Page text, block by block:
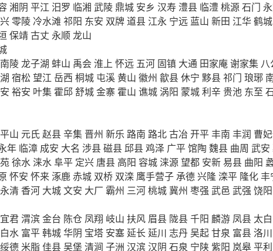
湘阴 平江 汨罗 临湘 武陵鼎城 安乡 汉寿 澧县 临澧桃源石门
零陵 冷水滩 祁阳 东安 双牌道县 江永 宁远 蓝山 新田 江华鹤城
保靖古丈 永顺龙山
南陵龙子湖 蚌山 禹会淮上 怀远 五河 固镇 大通 田家庵谢家集 八
宿松 望江 岳西 桐城 屯溪黄山 徽州 歙县休宁 黟县祁门 琅琊
裕安 叶集 霍邱舒城金寨 霍山 谯城 涡阳 蒙城利辛 贵池 东至
平山 元氏赵县辛集 晋州 新乐 路南 路北古冶 开平丰南 丰润 曹
年 临漳 成安 大名 涉县磁县邱县鸡泽 广平馆陶 魏县 曲周 武安
徐水 涞水阜平 定兴 唐县 高阳 容城 涞源望都 安新易县 曲阳
怀安 怀来涿鹿赤城 双桥 双滦 鹰手营子承德兴隆 滦平 隆化丰
永清 香河 大城文安 大厂 霸州 三河桃城冀州 枣强 武邑 武强 饶阳
宜君渭滨金台 陈仓 凤翔 岐山 扶风 眉县 陇县千阳 麟游 凤县 太白
白水 富平韩城华阴 宝塔 安塞延长 延川 志丹吴起甘泉 富县洛川
绥德 米脂佳县吴堡 清涧 子洲 汉滨汉阴 石泉 宁陕紫阳 岚皋平利